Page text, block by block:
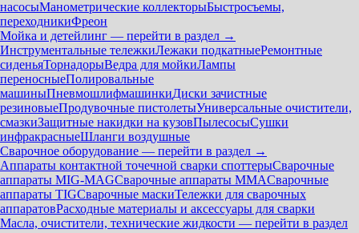
насосыМанометрические коллекторыБыстросъемы,
переходникиФреон
Мойка и детейлинг — перейти в раздел →
Инструментальные тележкиЛежаки подкатныеРемонтные
сиденьяТорнадорыВедра для мойкиЛампы
переносныеПолировальные
машиныПневмошлифмашинкиДиски зачистные
резиновыеПродувочные пистолетыУниверсальные очистители,
смазкиЗащитные накидки на кузовПылесосыСушки
инфракрасныеШланги воздушные
Сварочное оборудование — перейти в раздел →
Аппараты контактной точечной сварки cпоттерыСварочные
аппараты MIG-MAGСварочные аппараты MMAСварочные
аппараты TIGСварочные маскиТележки для сварочных
аппаратовРасходные материалы и аксессуары для сварки
Масла, очистители, технические жидкости — перейти в раздел